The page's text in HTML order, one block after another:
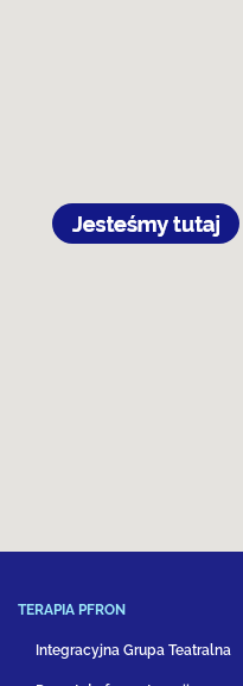
TERAPIA PFRON
Integracyjna Grupa Teatralna